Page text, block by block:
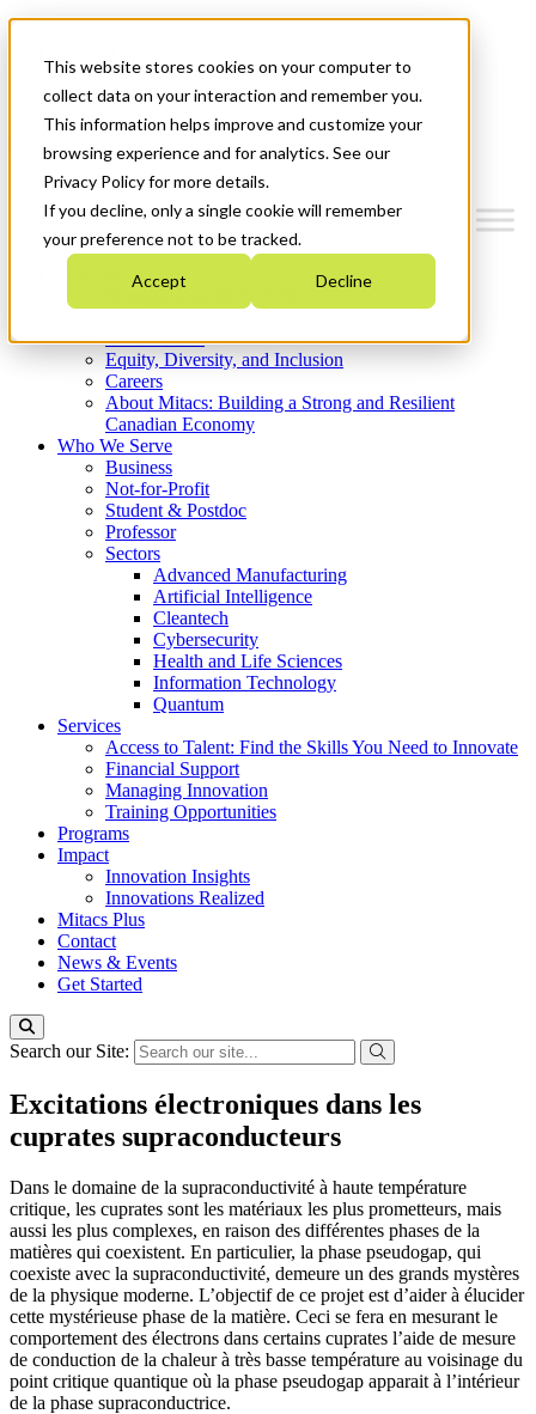
This website stores cookies on your computer to
collect data on your interaction and remember you.
This information helps improve and customize your
browsing experience and for analytics. See our
Privacy Policy for more details.
If you decline, only a single cookie will remember
your preference not to be tracked.
Accept Decline
News & Events
Get Started
Menu
Who We Are
Strategic Plan 2026-2030
What We Do
Equity, Diversity, and Inclusion
Careers
About Mitacs: Building a Strong and Resilient
Canadian Economy
Who We Serve
Business
Not-for-Profit
Student & Postdoc
Professor
Sectors
Advanced Manufacturing
Artificial Intelligence
Cleantech
Cybersecurity
Health and Life Sciences
Information Technology
Quantum
Services
Access to Talent: Find the Skills You Need to Innovate
Financial Support
Managing Innovation
Training Opportunities
Programs
Impact
Innovation Insights
Innovations Realized
Mitacs Plus
Contact
News & Events
Get Started
Search our Site:
Excitations électroniques dans les
cuprates supraconducteurs
Dans le domaine de la supraconductivité à haute température
critique, les cuprates sont les matériaux les plus prometteurs, mais
aussi les plus complexes, en raison des différentes phases de la
matières qui coexistent. En particulier, la phase pseudogap, qui
coexiste avec la supraconductivité, demeure un des grands mystères
de la physique moderne. L’objectif de ce projet est d’aider à élucider
cette mystérieuse phase de la matière. Ceci se fera en mesurant le
comportement des électrons dans certains cuprates l’aide de mesure
de conduction de la chaleur à très basse température au voisinage du
point critique quantique où la phase pseudogap apparait à l’intérieur
de la phase supraconductrice.